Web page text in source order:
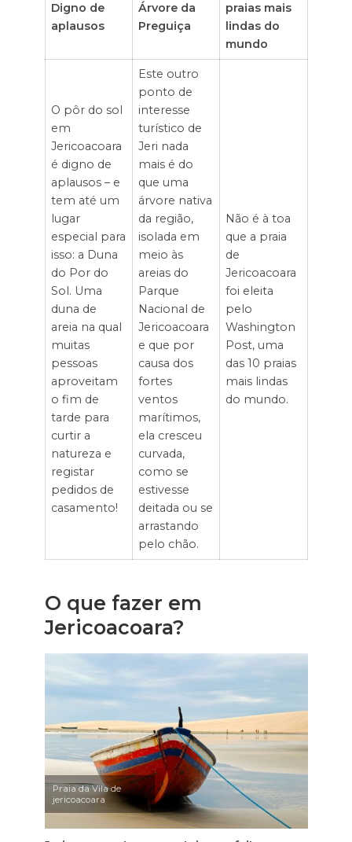
Digno de
aplausos
Árvore da
Preguiça
praias mais
lindas do
mundo
O pôr do sol
em
Jericoacoara
é digno de
aplausos – e
tem até um
lugar
especial para
isso: a Duna
do Por do
Sol. Uma
duna de
areia na qual
muitas
pessoas
aproveitam
o fim de
tarde para
curtir a
natureza e
registar
pedidos de
casamento!
Este outro
ponto de
interesse
turístico de
Jeri nada
mais é do
que uma
árvore nativa
da região,
isolada em
meio às
areias do
Parque
Nacional de
Jericoacoara
e que por
causa dos
fortes
ventos
marítimos,
ela cresceu
curvada,
como se
estivesse
deitada ou se
arrastando
pelo chão.
Não é à toa
que a praia
de
Jericoacoara
foi eleita
pelo
Washington
Post, uma
das 10 praias
mais lindas
do mundo.
O que fazer em
Jericoacoara?
Praia da Vila de
jericoacoara